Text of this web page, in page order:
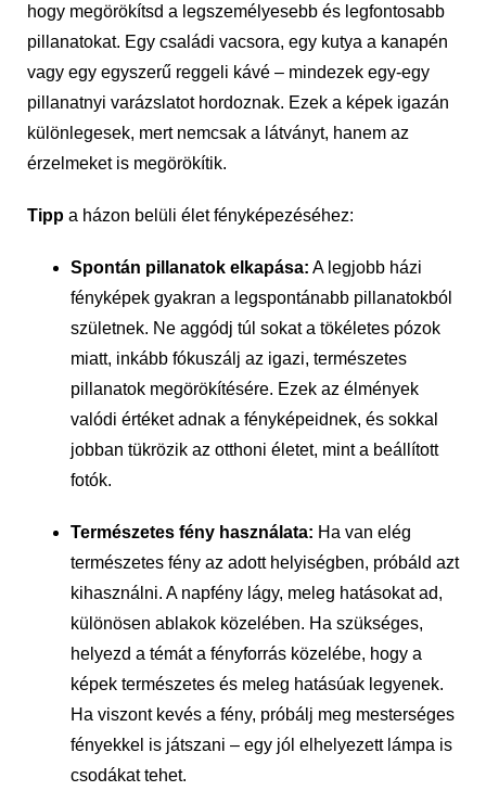
hogy megörökítsd a legszemélyesebb és legfontosabb
pillanatokat. Egy családi vacsora, egy kutya a kanapén
vagy egy egyszerű reggeli kávé – mindezek egy-egy
pillanatnyi varázslatot hordoznak. Ezek a képek igazán
különlegesek, mert nemcsak a látványt, hanem az
érzelmeket is megörökítik.
Tipp a házon belüli élet fényképezéséhez:
Spontán pillanatok elkapása: A legjobb házi
fényképek gyakran a legspontánabb pillanatokból
születnek. Ne aggódj túl sokat a tökéletes pózok
miatt, inkább fókuszálj az igazi, természetes
pillanatok megörökítésére. Ezek az élmények
valódi értéket adnak a fényképeidnek, és sokkal
jobban tükrözik az otthoni életet, mint a beállított
fotók.
Természetes fény használata: Ha van elég
természetes fény az adott helyiségben, próbáld azt
kihasználni. A napfény lágy, meleg hatásokat ad,
különösen ablakok közelében. Ha szükséges,
helyezd a témát a fényforrás közelébe, hogy a
képek természetes és meleg hatásúak legyenek.
Ha viszont kevés a fény, próbálj meg mesterséges
fényekkel is játszani – egy jól elhelyezett lámpa is
csodákat tehet.